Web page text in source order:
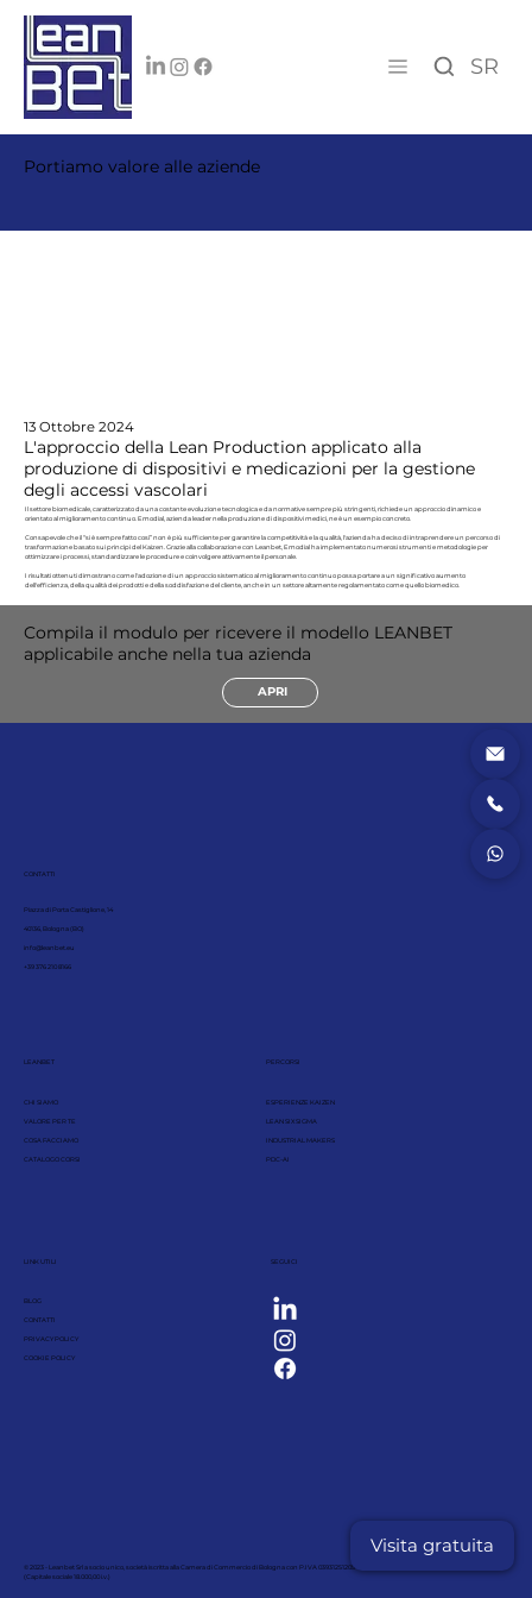
SR
Portiamo valore alle aziende
13 Ottobre 2024
L'approccio della Lean Production applicato alla
produzione di dispositivi e medicazioni per la gestione
degli accessi vascolari
Il settore biomedicale, caratterizzato da una costante evoluzione tecnologica e da normative sempre più stringenti, richiede un approccio dinamico e
orientato al miglioramento continuo. Emodial, azienda leader nella produzione di dispositivi medici, ne è un esempio concreto.
Consapevole che il “si è sempre fatto così” non è più sufficiente per garantire la competitività e la qualità, l'azienda ha deciso di intraprendere un percorso di
trasformazione basato sui principi del Kaizen. Grazie alla collaborazione con Leanbet, Emodial ha implementato numerosi strumenti e metodologie per
ottimizzare i processi, standardizzare le procedure e coinvolgere attivamente il personale.
I risultati ottenuti dimostrano come l'adozione di un approccio sistematico al miglioramento continuo possa portare a un significativo aumento
dell'efficienza, della qualità dei prodotti e della soddisfazione del cliente, anche in un settore altamente regolamentato come quello biomedico.
Compila il modulo per ricevere il modello LEANBET
applicabile anche nella tua azienda
APRI
CONTATTI
Piazza di Porta Castiglione, 14
40136, Bologna (BO)
info@leanbet.eu
+39 376 210 8166
LEANBET
CHI SIAMO
VALORE PER TE
COSA FACCIAMO
CATALOGO CORSI
PERCORSI
ESPERIENZE KAIZEN
LEAN SIX SIGMA
INDUSTRIAL MAKERS
PDC-AI
LINK UTILI
BLOG
CONTATTI
PRIVACY POLICY
COOKIE POLICY
Visita gratuita
SEGUICI
© 2023 - Leanbet Srl a socio unico, società iscritta alla Camera di Commercio di Bologna con P.IVA 03931251205 - Numero REA BO - 556759
(Capitale sociale 18.000,00 i.v.)